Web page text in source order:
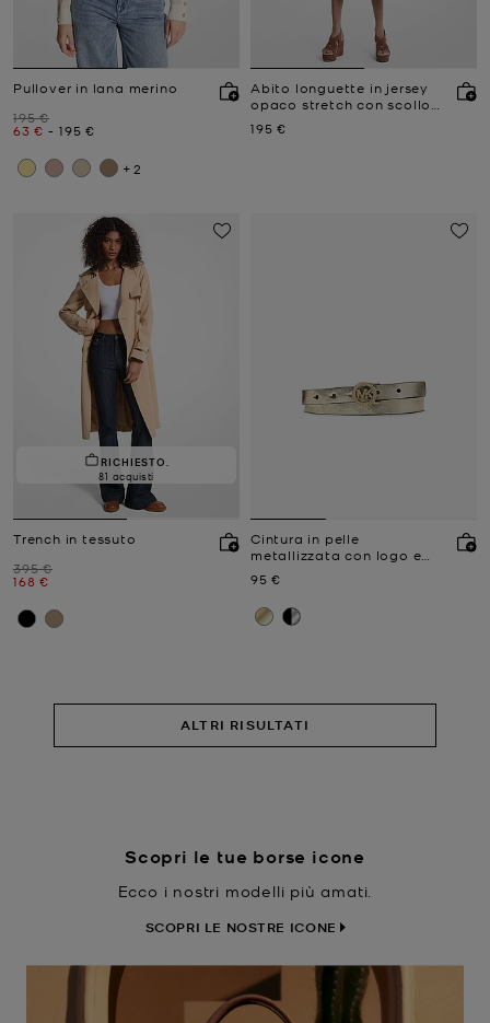
Pullover in lana merino
Prezzo iniziale
195 €
Prezzo attuale
63 € -
a Prezzo attuale
195 €
+2
Abito longuette in jersey
opaco stretch con scollo
all'americana
Prezzo attuale
195 €
RICHIESTO.
81 acquisti
Trench in tessuto
Prezzo iniziale
395 €
Prezzo attuale
168 €
Cintura in pelle
metallizzata con logo e
Prezzo attuale
95 €
ALTRI RISULTATI
Scopri le tue borse icone
Ecco i nostri modelli più amati.
SCOPRI LE NOSTRE ICONE